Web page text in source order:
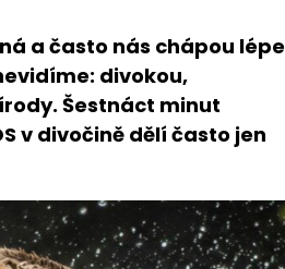
a často nás chápou lépe
divokou,
Šestnáct minut
v divočině dělí často jen